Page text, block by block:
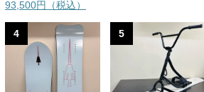
93,500円（税込）
4 5